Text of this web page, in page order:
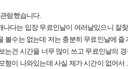
람했습니다.
나다는 입장 무료인날이 여러날있으니 잘
볼수는 없는데 저는 충분히 무료인날에
는건 시간을 너무 많이 쓰고 무료인날의
형이 나와있는데 사실 제가 시간이 없어